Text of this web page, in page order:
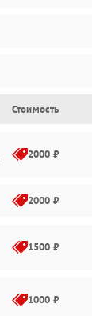
Стоимость
2000 ₽
2000 ₽
1500 ₽
1000 ₽